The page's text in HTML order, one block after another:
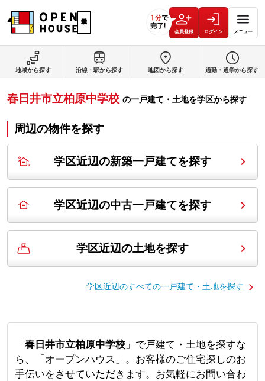
会員登録 ログイン メニュー
地域から探す 沿線・駅から探す 地図から探す 通勤・通学から探す
春日井市立柏原中学校 の一戸建て・土地を学区から探す
周辺の物件を探す
学区近辺の新築一戸建てを探す
学区近辺の中古一戸建てを探す
学区近辺の土地を探す
学区近辺のすべての一戸建て・土地を探す
「 春日井市立柏原中学校」で戸建て・土地を探すな
ら、「オープンハウス」。お客様のご住宅探しのお
手伝いをさせていただきます。お気軽にお問い合わ